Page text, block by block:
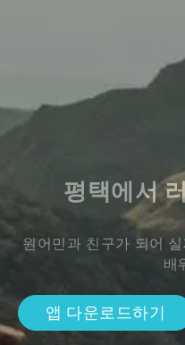
평택에서
원어민과 친구가 되어
배
앱 다운로드하기